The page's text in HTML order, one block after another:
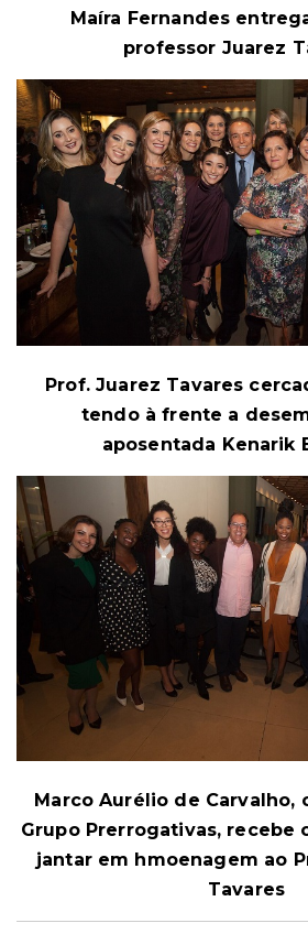
Maíra Fernandes
professor Juarez
Prof. Juarez Tavares
tendo à frente a
aposentada Kenarik
Marco Aurélio de Carvalho,
Grupo Prerrogativas, recebe
jantar em hmoenagem ao
Tavares